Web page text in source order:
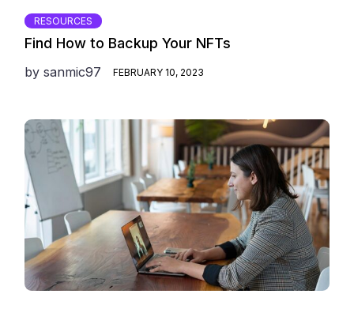
RESOURCES
Find How to Backup Your NFTs
by sanmic97 FEBRUARY 10, 2023